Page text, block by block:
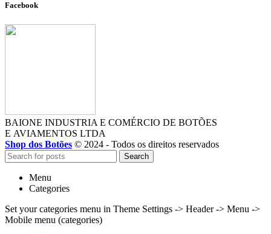
Facebook
BAIONE INDUSTRIA E COMÉRCIO DE BOTÕES
E AVIAMENTOS LTDA
Shop dos Botões © 2024 - Todos os direitos reservados
Search
Menu
Categories
Set your categories menu in Theme Settings -> Header -> Menu ->
Mobile menu (categories)